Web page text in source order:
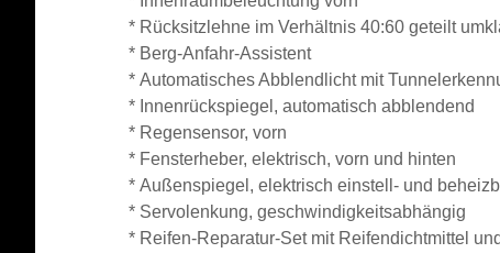
* Rücksitzlehne im Verhältnis 40:60 geteilt
* Berg-Anfahr-Assistent
* Automatisches Abblendlicht mit
* Innenrückspiegel, automatisch abblendend
* Regensensor, vorn
* Fensterheber, elektrisch, vorn und hinten
* Außenspiegel, elektrisch einstell- und
* Servolenkung, geschwindigkeitsabhängig
* Reifen-Reparatur-Set mit Reifendichtmittel